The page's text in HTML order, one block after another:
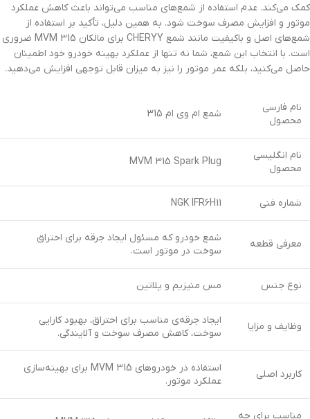
کمک می‌کند. عدم استفاده از شمع‌های مناسب می‌تواند باعث کاهش عملکرد
موتور و افزایش مصرف سوخت شود. به همین دلیل، تأکید بر استفاده از
شمع‌های اصل و باکیفیت مانند شمع CHERYY برای مالکان MVM 315 ضروری
است. با انتخاب این شمع، شما نه تنها از عملکرد بهینه خودرو خود اطمینان
حاصل می‌کنید، بلکه عمر موتور را نیز به میزان قابل توجهی افزایش می‌دهید.
نام فارسی
محصول
شمع ام وی ام 315
نام انگلیسی
محصول
MVM 315 Spark Plug
شماره فنی NGK IFR6H11
معرفی قطعه
شمع خودرو که مسئول ایجاد جرقه برای احتراق
سوخت در موتور است.
نوع جنس مس منیزیم و پلاتین
وظایف و مزایا
ایجاد جرقه‌ی مناسب برای احتراق، بهبود کارایی
سوخت، کاهش مصرف سوخت و آلایندگی.
کاربرد اصلی
استفاده در خودروهای MVM 315 برای بهینه‌سازی
عملکرد موتور.
مناسب برای چه